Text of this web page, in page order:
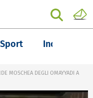
Sport Inchieste
MOSCHEA DEGLI OMAYYADI A